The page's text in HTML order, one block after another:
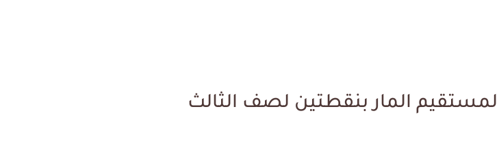
المار بنقطتين لصف الثالث